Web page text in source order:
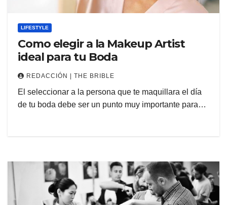
LIFESTYLE
Como elegir a la Makeup Artist
ideal para tu Boda
REDACCIÓN | THE BRIBLE
El seleccionar a la persona que te maquillara el día
de tu boda debe ser un punto muy importante para…